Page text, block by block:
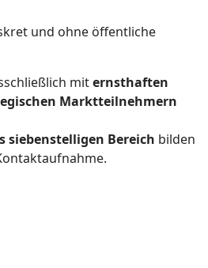
und ohne öffentliche
miternsthaften
Marktteilnehmern
siebenstelligen Bereich bilden